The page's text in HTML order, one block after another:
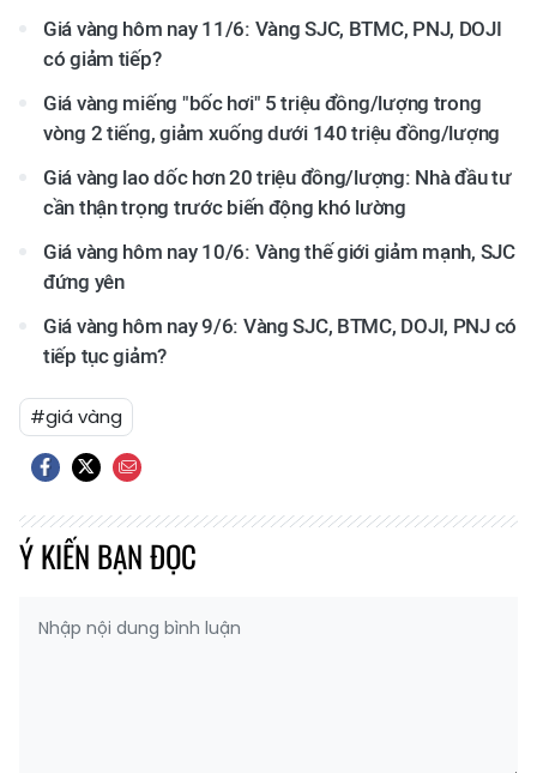
Giá vàng hôm nay 11/6: Vàng SJC, BTMC, PNJ, DOJI
có giảm tiếp?
Giá vàng miếng "bốc hơi" 5 triệu đồng/lượng trong
vòng 2 tiếng, giảm xuống dưới 140 triệu đồng/lượng
Giá vàng lao dốc hơn 20 triệu đồng/lượng: Nhà đầu tư
cần thận trọng trước biến động khó lường
Giá vàng hôm nay 10/6: Vàng thế giới giảm mạnh, SJC
đứng yên
Giá vàng hôm nay 9/6: Vàng SJC, BTMC, DOJI, PNJ có
tiếp tục giảm?
#giá vàng
Ý KIẾN BẠN ĐỌC